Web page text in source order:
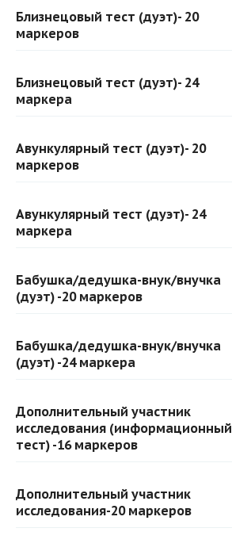
Близнецовый тест (дуэт)- 20
маркеров
Близнецовый тест (дуэт)- 24
маркера
Авункулярный тест (дуэт)- 20
маркеров
Авункулярный тест (дуэт)- 24
маркера
Бабушка/дедушка-внук/внучка
(дуэт) -20 маркеров
Бабушка/дедушка-внук/внучка
(дуэт) -24 маркера
Дополнительный участник
исследования (информационный
тест) -16 маркеров
Дополнительный участник
исследования-20 маркеров